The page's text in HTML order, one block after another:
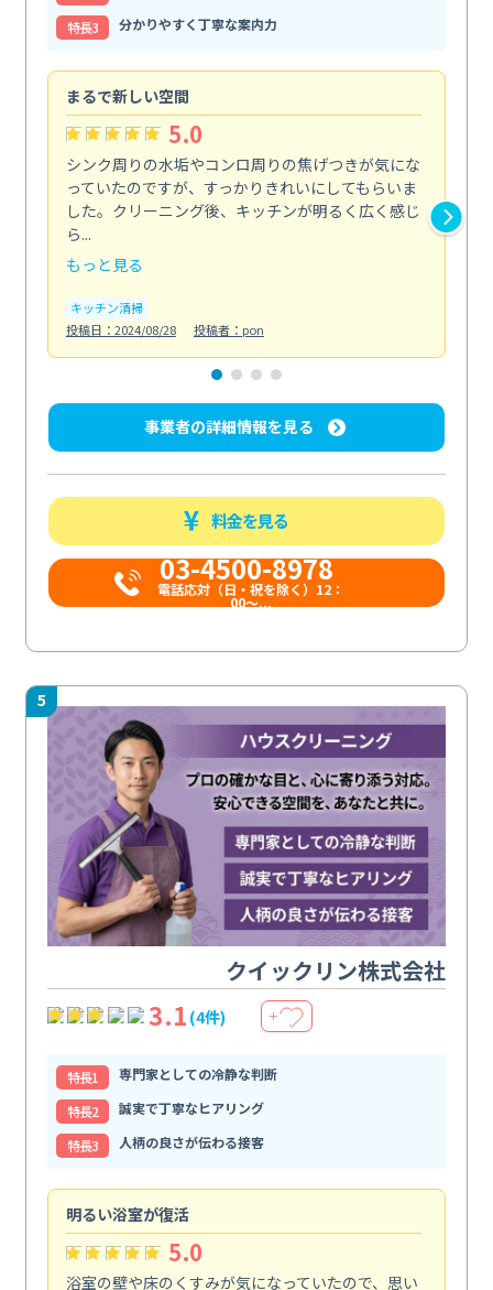
特⻑3
分かりやすく丁寧な案内力
まるで新しい空間
5.0
シンク周りの水垢やコンロ周りの焦げつきが気にな
っていたのですが、すっかりきれいにしてもらいま
した。クリーニング後、キッチンが明るく広く感じ
ら...
もっと見る
キッチン清掃
投稿日：2024/08/28
投稿者：pon
事業者の詳細情報を見る
料金を見る
03-4500-8978
電話応対（日・祝を除く）12：
00～...
5
クイックリン株式会社
3.1 (4件) ＋
特⻑1
専門家としての冷静な判断
特⻑2
誠実で丁寧なヒアリング
特⻑3
人柄の良さが伝わる接客
明るい浴室が復活
5.0
浴室の壁や床のくすみが気になっていたので、思い